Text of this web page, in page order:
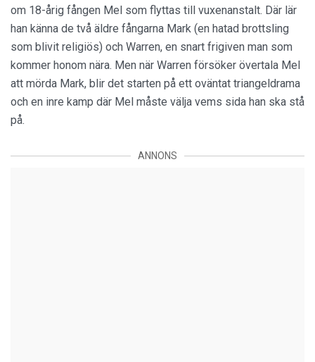
om 18-årig fången Mel som flyttas till vuxenanstalt. Där lär
han känna de två äldre fångarna Mark (en hatad brottsling
som blivit religiös) och Warren, en snart frigiven man som
kommer honom nära. Men när Warren försöker övertala Mel
att mörda Mark, blir det starten på ett oväntat triangeldrama
och en inre kamp där Mel måste välja vems sida han ska stå
på.
ANNONS